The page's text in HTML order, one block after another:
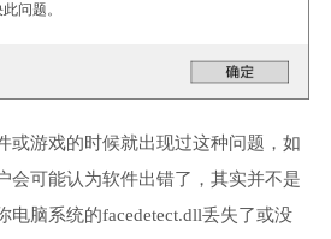
问题。
或游戏的时候就出现过这种问题，如
会可能认为软件出错了，其实并不是
电脑系统的facedetect.dll丢失了或没